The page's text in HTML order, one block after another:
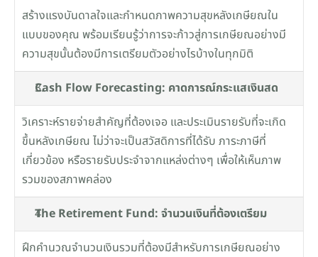
สร้างแรงบันดาลใจและกำหนดภาพความสุขหลังเกษียณใน
แบบของคุณ พร้อมเรียนรู้ว่าการจะก้าวสู่การเกษียณอย่างมี
ความสุขนั้นต้องมีการเตรียมตัวอย่างไรบ้างในทุกมิติ
Cash Flow Forecasting: คาดการณ์กระแสเงินสด
วิเคราะห์รายจ่ายสำคัญที่ต้องเจอ และประเมินรายรับที่จะเกิด
ขึ้นหลังเกษียณ ไม่ว่าจะเป็นสวัสดิการที่ได้รับ ภาระภาษีที่
เกี่ยวข้อง หรือรายรับประจำจากแหล่งต่างๆ เพื่อให้เห็นภาพ
รวมของสภาพคล่อง
The Retirement Fund: จำนวนเงินที่ต้องเตรียม
ฝึกคำนวณจำนวนเงินรวมที่ต้องมีสำหรับการเกษียณอย่าง